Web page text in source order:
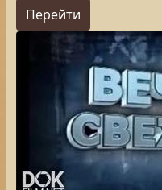
Перейти